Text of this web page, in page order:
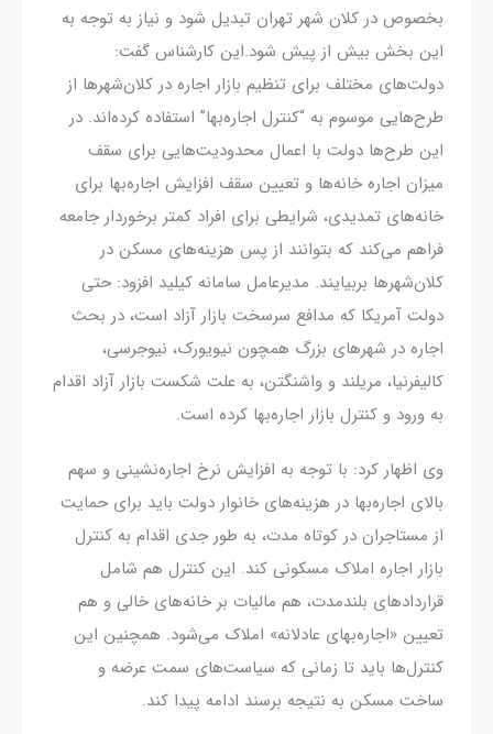
بخصوص در کلان شهر تهران تبدیل شود و نیاز به توجه به
این بخش بیش از پیش شود.این کارشناس گفت:
دولت‌های مختلف برای تنظیم بازار اجاره در کلان‌شهرها از
طرح‌هایی موسوم به “کنترل اجاره‌بها” استفاده کرده‌اند. در
این طرح‌ها دولت با اعمال محدودیت‌هایی برای سقف
میزان اجاره خانه‌ها و تعیین سقف افزایش اجاره‌بها برای
خانه‌های تمدیدی، شرایطی برای افراد کمتر برخوردار جامعه
فراهم می‌کند که بتوانند از پس هزینه‌های مسکن در
کلان‌شهرها بربیایند. مدیرعامل سامانه کیلید افزود: حتی
دولت آمریکا که مدافع سرسخت بازار آزاد است، در بحث
اجاره در شهرهای بزرگ همچون نیویورک، نیوجرسی،
کالیفرنیا، مریلند و واشنگتن، به علت شکست بازار آزاد اقدام
به ورود و کنترل بازار اجاره‌بها کرده است.
وی اظهار کرد: با توجه به افزایش نرخ اجاره‌نشینی و سهم
بالای اجاره‌بها در هزینه‌های خانوار دولت باید برای حمایت
از مستاجران در کوتاه مدت، به طور جدی اقدام به کنترل
بازار اجاره املاک مسکونی کند. این کنترل هم شامل
قراردادهای بلندمدت، هم مالیات بر خانه‌های خالی و هم
تعیین «اجاره‌بهای عادلانه» املاک می‌شود. همچنین این
کنترل‌ها باید تا زمانی که سیاست‌های سمت عرضه و
ساخت مسکن به نتیجه برسند ادامه پیدا کند.